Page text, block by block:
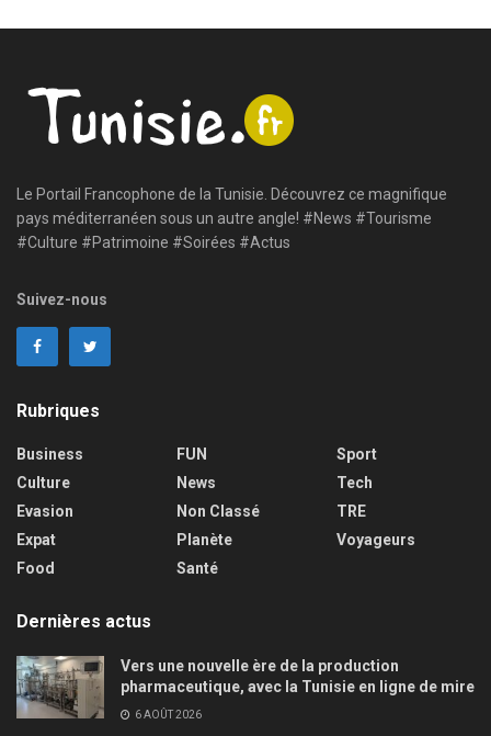
Le Portail Francophone de la Tunisie. Découvrez ce magnifique
pays méditerranéen sous un autre angle! #News #Tourisme
#Culture #Patrimoine #Soirées #Actus
Suivez-nous
Rubriques
Business
Culture
Evasion
Expat
Food
FUN
News
Non Classé
Planète
Santé
Sport
Tech
TRE
Voyageurs
Dernières actus
Vers une nouvelle ère de la production
pharmaceutique, avec la Tunisie en ligne de mire
6 AOÛT 2026